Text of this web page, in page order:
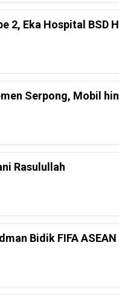
2, Eka Hospital BSD
Serpong, Mobil
Rasulullah
Bidik FIFA ASEAN